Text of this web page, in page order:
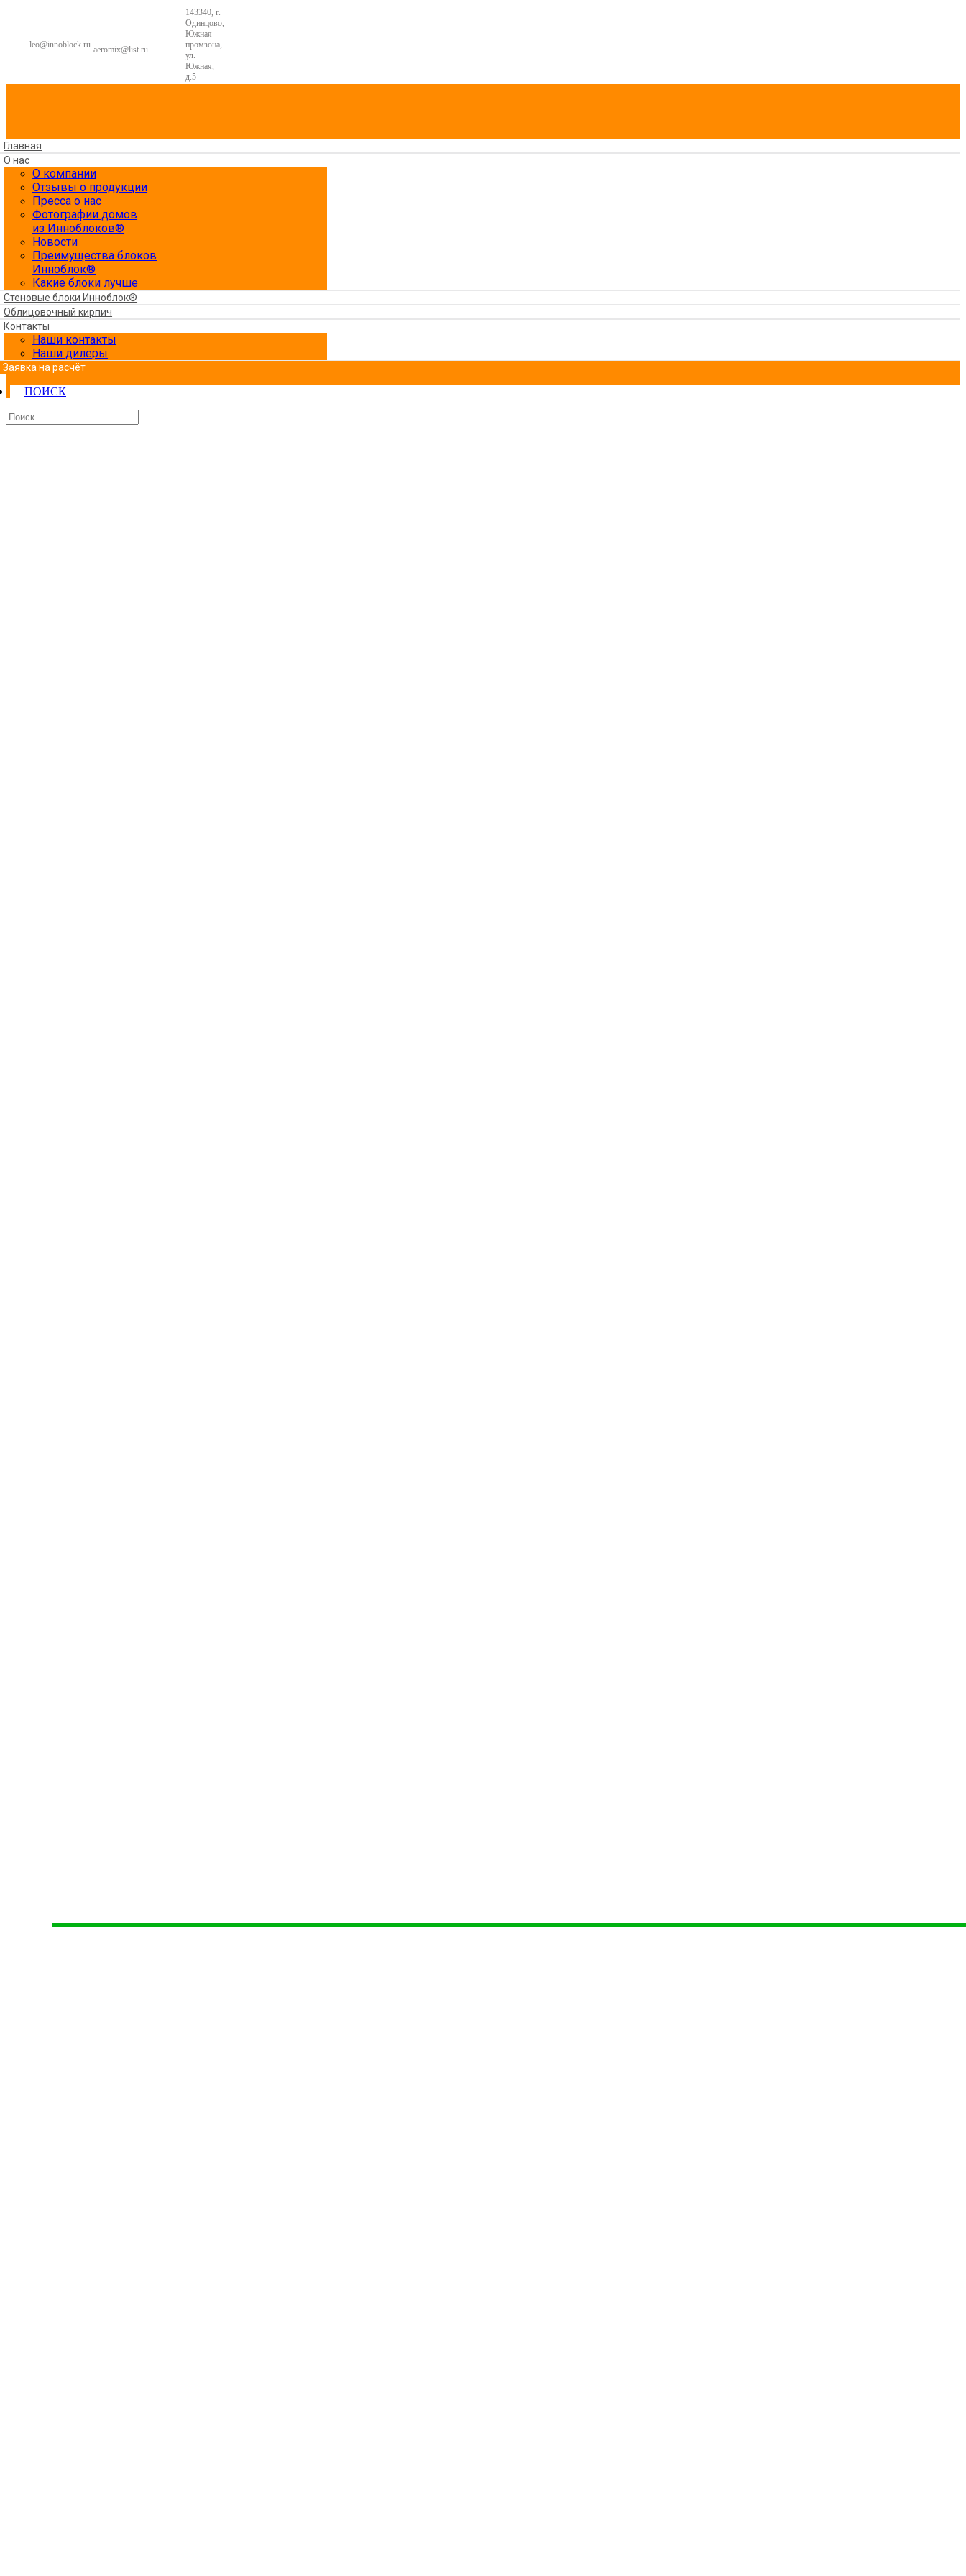
leo@innoblock.ru aeromix@list.ru
143340, г.
Одинцово,
Южная
промзона,
ул.
Южная,
д.5
Главная
О нас
О компании
Отзывы о продукции
Пресса о нас
Фотографии домов
из Инноблоков®
Новости
Преимущества блоков
Инноблок®
Какие блоки лучше
Стеновые блоки Инноблок®
Облицовочный кирпич
Контакты
Наши контакты
Наши дилеры
Заявка на расчёт
ПОИСК